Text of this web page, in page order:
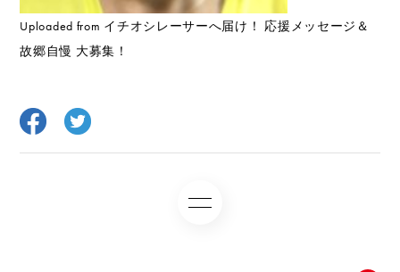
Uploaded from イチオシレーサーへ届け！ 応援メッセージ＆
故郷自慢 大募集！